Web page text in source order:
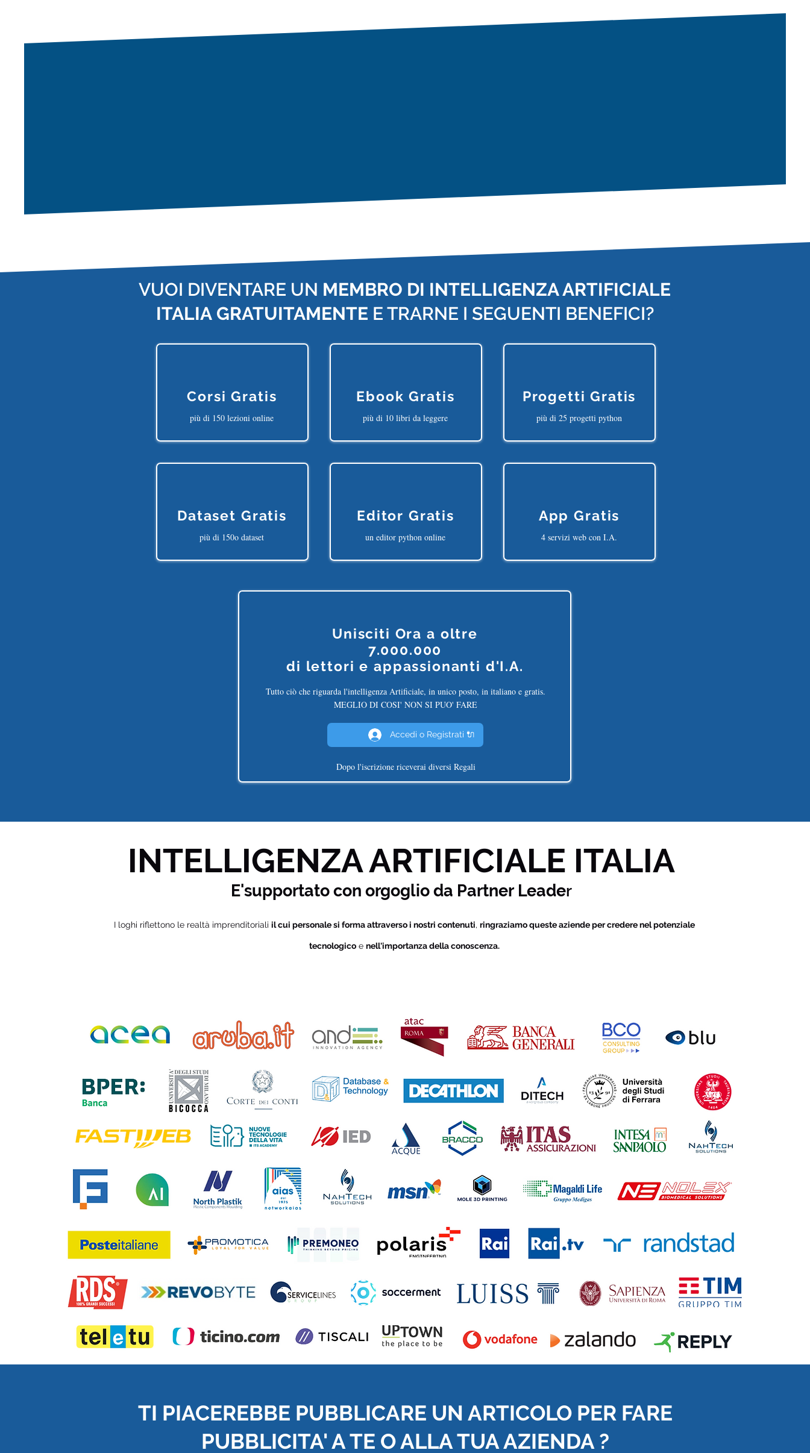
VUOI DIVENTARE UN MEMBRO DI INTELLIGENZA ARTIFICIALE
ITALIA GRATUITAMENTE E TRARNE I SEGUENTI BENEFICI?
Corsi Gratis
più di 150 lezioni online
Dataset Gratis
più di 150o dataset
Ebook Gratis
più di 10 libri da leggere
Editor Gratis
un editor python online
Progetti Gratis
più di 25 progetti python
App Gratis
4 servizi web con I.A.
Unisciti Ora a oltre
7.000.000
di lettori e appassionanti d'I.A.
Tutto ciò che riguarda l'intelligenza Artificiale, in unico posto, in italiano e gratis.
MEGLIO DI COSI' NON SI PUO' FARE
Accedi o Registrati 🔌
Dopo l'iscrizione riceverai diversi Regali
INTELLIGENZA ARTIFICIALE ITALIA
E'supportato con orgoglio da Partner Leader
I loghi riflettono le realtà imprenditoriali il cui personale si forma attraverso i nostri contenuti, ringraziamo queste aziende per credere nel potenziale
tecnologico e nell'importanza della conoscenza.
TI PIACEREBBE PUBBLICARE UN ARTICOLO PER FARE
PUBBLICITA' A TE O ALLA TUA AZIENDA ?